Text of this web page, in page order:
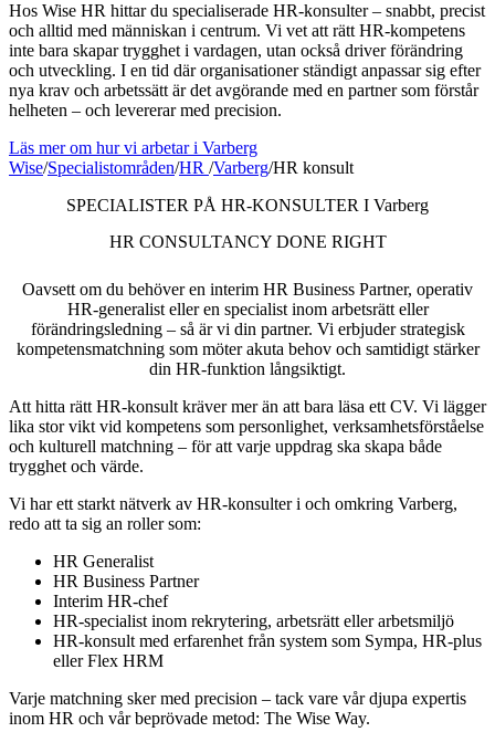
Hos Wise HR hittar du specialiserade HR-konsulter – snabbt, precist
och alltid med människan i centrum. Vi vet att rätt HR-kompetens
inte bara skapar trygghet i vardagen, utan också driver förändring
och utveckling. I en tid där organisationer ständigt anpassar sig efter
nya krav och arbetssätt är det avgörande med en partner som förstår
helheten – och levererar med precision.
Läs mer om hur vi arbetar i Varberg
Wise/Specialistområden/HR /Varberg/HR konsult
SPECIALISTER PÅ HR-KONSULTER I Varberg
HR CONSULTANCY DONE RIGHT
Oavsett om du behöver en interim HR Business Partner, operativ
HR-generalist eller en specialist inom arbetsrätt eller
förändringsledning – så är vi din partner. Vi erbjuder strategisk
kompetensmatchning som möter akuta behov och samtidigt stärker
din HR-funktion långsiktigt.
Att hitta rätt HR-konsult kräver mer än att bara läsa ett CV. Vi lägger
lika stor vikt vid kompetens som personlighet, verksamhetsförståelse
och kulturell matchning – för att varje uppdrag ska skapa både
trygghet och värde.
Vi har ett starkt nätverk av HR-konsulter i och omkring Varberg,
redo att ta sig an roller som:
HR Generalist
HR Business Partner
Interim HR-chef
HR-specialist inom rekrytering, arbetsrätt eller arbetsmiljö
HR-konsult med erfarenhet från system som Sympa, HR-plus
eller Flex HRM
Varje matchning sker med precision – tack vare vår djupa expertis
inom HR och vår beprövade metod: The Wise Way.